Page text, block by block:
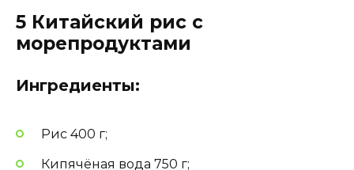
5 Китайский рис с
морепродуктами
Ингредиенты:
Рис 400 г;
Кипячёная вода 750 г;